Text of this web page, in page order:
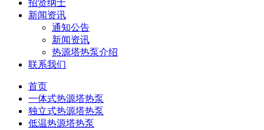
招贤纳士
新闻资讯
通知公告
新闻资讯
热源塔热泵介绍
联系我们
首页
一体式热源塔热泵
独立式热源塔热泵
低温热源塔热泵